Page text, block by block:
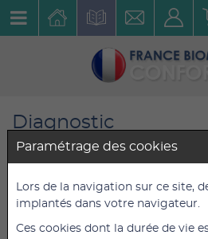
Diagnostic
Thermomètres
Thermomètre
parlant
Réf. : 861154
Paramétrage des cookies
Lors de la navigation sur ce site,
implantés dans votre navigateur.
Ces cookies dont la durée de vie